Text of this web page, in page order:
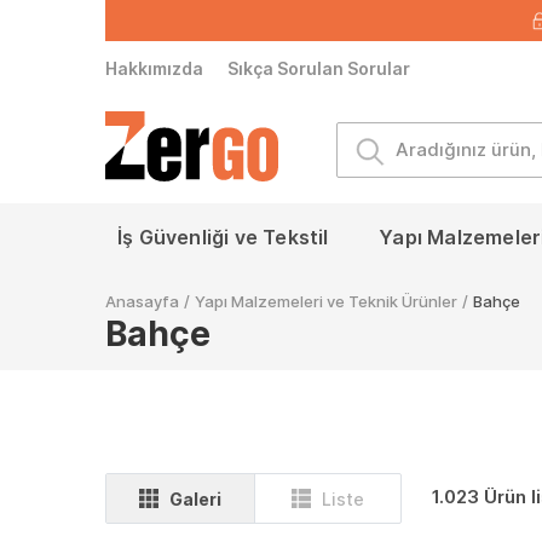
Hakkımızda Sıkça Sorulan Sorular
İş Güvenliği ve Tekstil Yapı
Anasayfa / Yapı Malzemeleri ve Teknik Ürünler / Bahçe
Bahçe
Galeri Liste 1.023 Ürün